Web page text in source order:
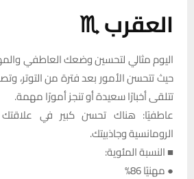
العقرب ♏
اليوم مثالي لتحسين وضعك العاطفي
حيث تتحسن الأمور بعد فترة من التوتر،
تتلقى أخبارًا سعيدة أو تنجز أمورًا مهمة.
عاطفيًا: هناك تحسن كبير في علاقتك
الرومانسية وجاذبيتك.
■ النسبة المئوية:
● مهنيًا 86%